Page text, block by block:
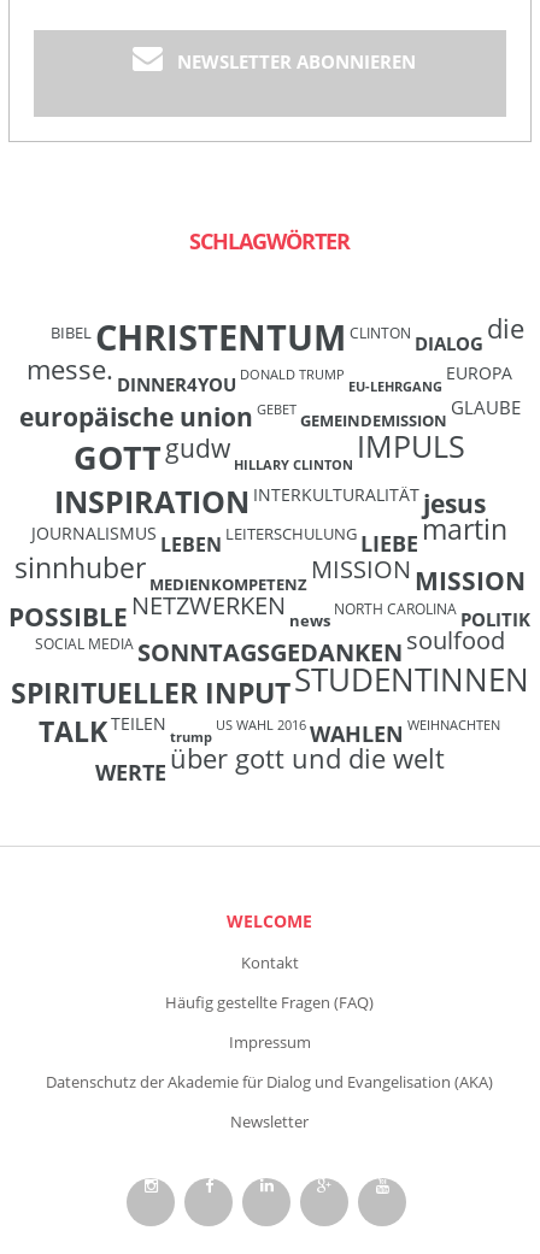
NEWSLETTER ABONNIEREN
SCHLAGWÖRTER
BIBEL CHRISTENTUM CLINTON DIALOG die
messe. DINNER4YOU DONALD TRUMP
EU-LEHRGANG
EUROPA
europäische union GEBET GEMEINDEMISSION
GLAUBE
GOTTgudw HILLARY CLINTON IMPULS
INSPIRATION INTERKULTURALITÄT jesus
JOURNALISMUS LEBEN LEITERSCHULUNG LIEBEmartin
sinnhuber MEDIENKOMPETENZ MISSION MISSION
POSSIBLE NETZWERKEN news
NORTH CAROLINA POLITIK
SOCIAL MEDIA SONNTAGSGEDANKENsoulfood
SPIRITUELLER INPUTSTUDENTINNEN
TALKTEILEN
trump
US WAHL 2016 WAHLEN WEIHNACHTEN
WERTE über gott und die welt
WELCOME
Kontakt
Häufig gestellte Fragen (FAQ)
Impressum
Datenschutz der Akademie für Dialog und Evangelisation (AKA)
Newsletter